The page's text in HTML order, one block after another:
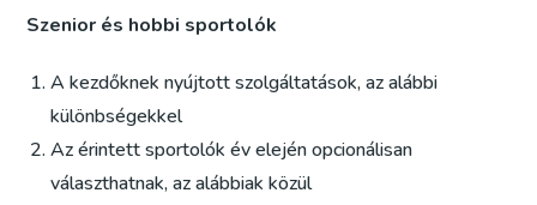
Szenior és hobbi sportolók
A kezdőknek nyújtott szolgáltatások, az alábbi
különbségekkel
Az érintett sportolók év elején opcionálisan
választhatnak, az alábbiak közül